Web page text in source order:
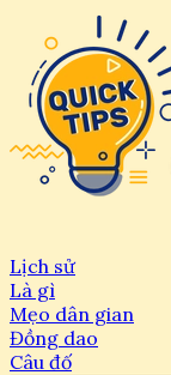
Lịch sử
Là gì
Mẹo dân gian
Đồng dao
Câu đố